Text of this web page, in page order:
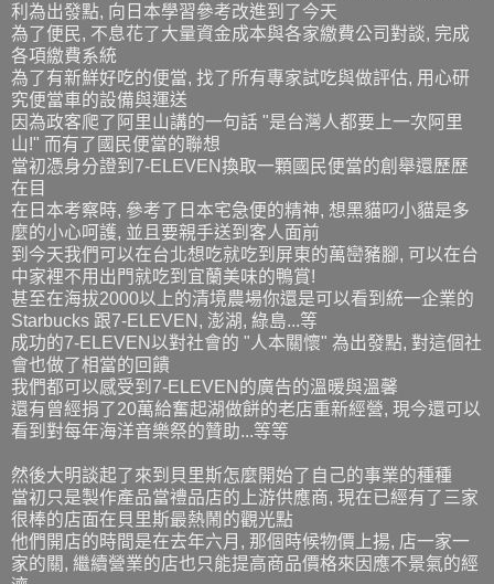
利為出發點, 向日本學習參考改進到了今天
為了便民, 不息花了大量資金成本與各家繳費公司對談, 完成
各項繳費系統
為了有新鮮好吃的便當, 找了所有專家試吃與做評估, 用心研
究便當車的設備與運送
因為政客爬了阿里山講的一句話 "是台灣人都要上一次阿里
山!" 而有了國民便當的聯想
當初憑身分證到7-ELEVEN換取一顆國民便當的創舉還歷歷
在目
在日本考察時, 參考了日本宅急便的精神, 想黑貓叼小貓是多
麼的小心呵護, 並且要親手送到客人面前
到今天我們可以在台北想吃就吃到屏東的萬巒豬腳, 可以在台
中家裡不用出門就吃到宜蘭美味的鴨賞!
甚至在海拔2000以上的清境農場你還是可以看到統一企業的
Starbucks 跟7-ELEVEN, 澎湖, 綠島...等
成功的7-ELEVEN以對社會的 "人本關懷" 為出發點, 對這個社
會也做了相當的回饋
我們都可以感受到7-ELEVEN的廣告的溫暖與溫馨
還有曾經捐了20萬給奮起湖做餅的老店重新經營, 現今還可以
看到對每年海洋音樂祭的贊助...等等
然後大明談起了來到貝里斯怎麼開始了自己的事業的種種
當初只是製作產品當禮品店的上游供應商, 現在已經有了三家
很棒的店面在貝里斯最熱鬧的觀光點
他們開店的時間是在去年六月, 那個時候物價上揚, 店一家一
家的關, 繼續營業的店也只能提高商品價格來因應不景氣的經